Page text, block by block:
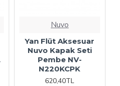
Nuvo
Yan Flüt Aksesuar
Nuvo Kapak Seti
Pembe NV-
N220KCPK
620,40TL